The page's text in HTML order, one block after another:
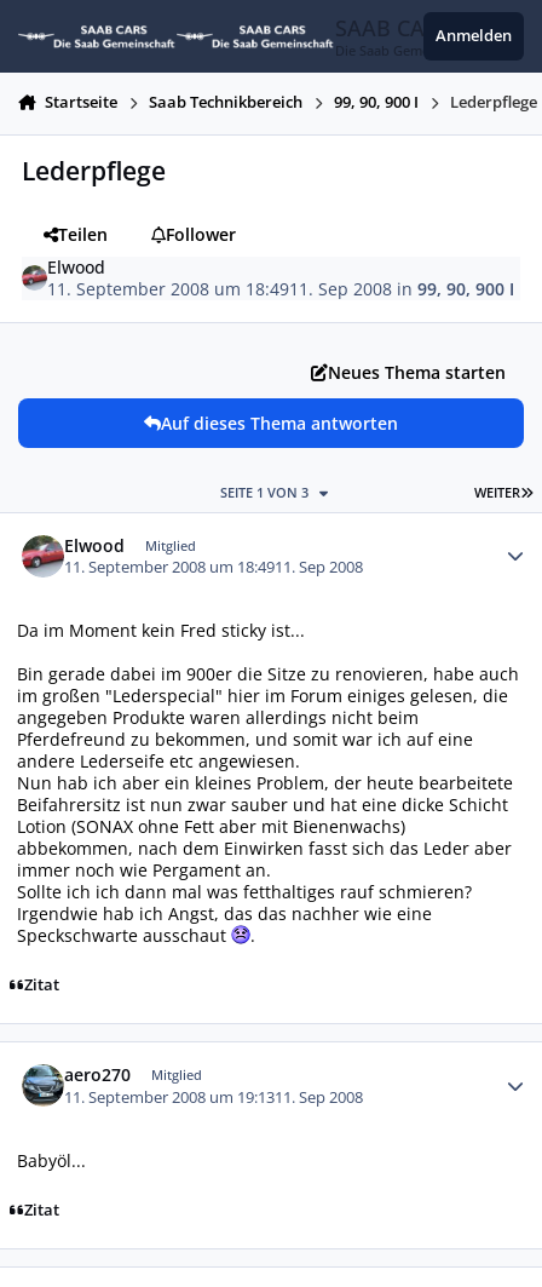
SAAB CARS
Die Saab Gemeinschaft
Anmelden
Startseite Saab Technikbereich 99, 90, 900 I Lederpflege
Lederpflege
Teilen
Follower
Elwood
11. September 2008 um 18:4911. Sep 2008 in99, 90, 900 I
Neues Thema starten
Auf dieses Thema antworten
WEITER
SEITE 1 VON 3
Elwood Mitglied
11. September 2008 um 18:4911. Sep 2008
Da im Moment kein Fred sticky ist...
Bin gerade dabei im 900er die Sitze zu renovieren, habe auch
im großen "Lederspecial" hier im Forum einiges gelesen, die
angegeben Produkte waren allerdings nicht beim
Pferdefreund zu bekommen, und somit war ich auf eine
andere Lederseife etc angewiesen.
Nun hab ich aber ein kleines Problem, der heute bearbeitete
Beifahrersitz ist nun zwar sauber und hat eine dicke Schicht
Lotion (SONAX ohne Fett aber mit Bienenwachs)
abbekommen, nach dem Einwirken fasst sich das Leder aber
immer noch wie Pergament an.
Sollte ich ich dann mal was fetthaltiges rauf schmieren?
Irgendwie hab ich Angst, das das nachher wie eine
Speckschwarte ausschaut
.
Zitat
aero270 Mitglied
11. September 2008 um 19:1311. Sep 2008
Babyöl...
Zitat